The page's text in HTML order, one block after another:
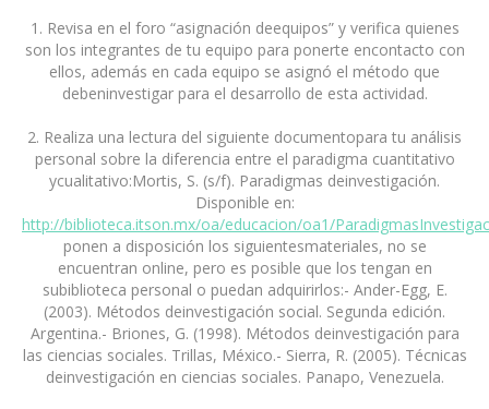
1. Revisa en el foro “asignación deequipos” y verifica quienes
son los integrantes de tu equipo para ponerte encontacto con
ellos, además en cada equipo se asignó el método que
debeninvestigar para el desarrollo de esta actividad.
‍2. Realiza una lectura del siguiente documentopara tu análisis
personal sobre la diferencia entre el paradigma cuantitativo
ycualitativo:Mortis, S. (s/f). Paradigmas deinvestigación.
Disponible en:
http://biblioteca.itson.mx/oa/educacion/oa1/
ponen a disposición los siguientesmateriales, no se
encuentran online, pero es posible que los tengan en
subiblioteca personal o puedan adquirirlos:- Ander-Egg, E.
(2003). Métodos deinvestigación social. Segunda edición.
Argentina.- Briones, G. (1998). Métodos deinvestigación para
las ciencias sociales. Trillas, México.- Sierra, R. (2005). Técnicas
deinvestigación en ciencias sociales. Panapo, Venezuela.